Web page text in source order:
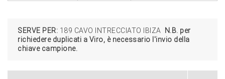
SERVE PER: 189 CAVO INTRECCIATO IBIZA
N.B. per
richiedere duplicati a Viro, è necessario l'invio della
chiave campione.